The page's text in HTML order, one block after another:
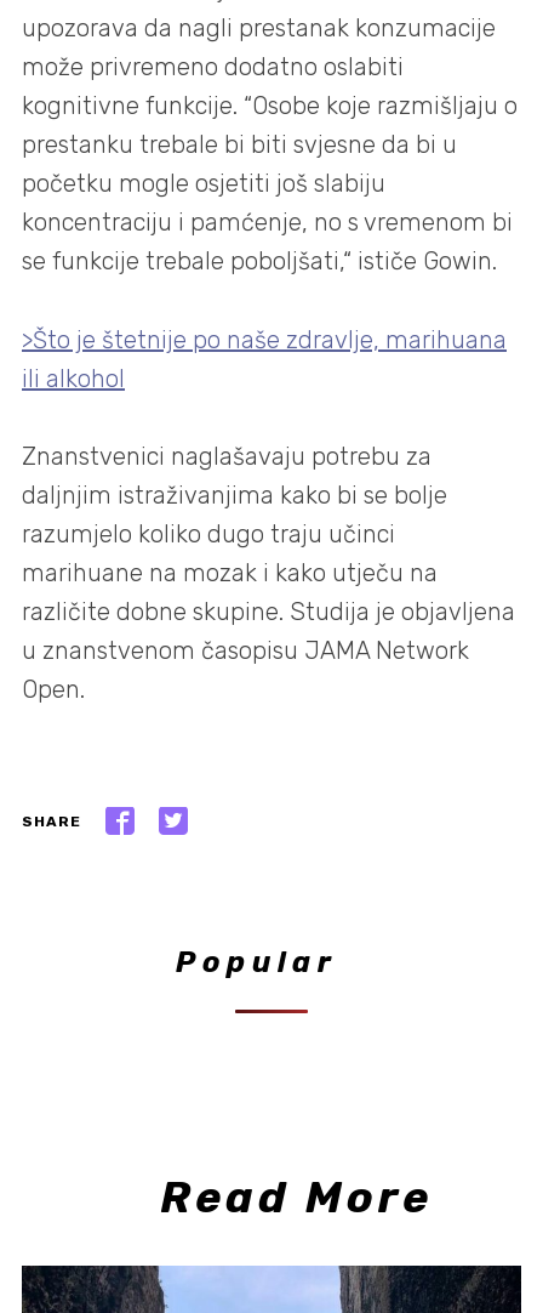
upozorava da nagli prestanak konzumacije
može privremeno dodatno oslabiti
kognitivne funkcije. “Osobe koje razmišljaju o
prestanku trebale bi biti svjesne da bi u
početku mogle osjetiti još slabiju
koncentraciju i pamćenje, no s vremenom bi
se funkcije trebale poboljšati,“ ističe Gowin.
>Što je štetnije po naše zdravlje, marihuana
ili alkohol
Znanstvenici naglašavaju potrebu za
daljnjim istraživanjima kako bi se bolje
razumjelo koliko dugo traju učinci
marihuane na mozak i kako utječu na
različite dobne skupine. Studija je objavljena
u znanstvenom časopisu JAMA Network
Open.
SHARE
Popular
Read More